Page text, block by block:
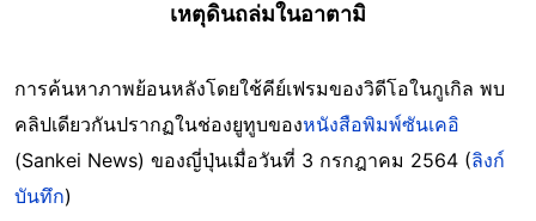
เหตุดินถล่มในอาตามิ
การค้นหาภาพย้อนหลังโดยใช้คีย์เฟรมของวิดีโอในกูเกิล พบ
คลิปเดียวกันปรากฏในช่องยูทูบของหนังสือพิมพ์ซันเคอิ
(Sankei News) ของญี่ปุ่นเมื่อวันที่ 3 กรกฎาคม 2564 (ลิงก์
บันทึก)